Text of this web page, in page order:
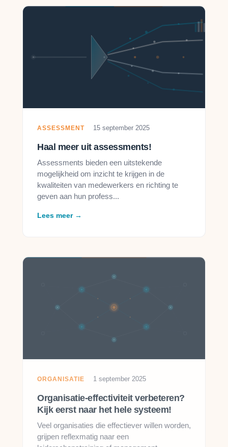
ASSESSMENT 15 september 2025
Haal meer uit assessments!
Assessments bieden een uitstekende
mogelijkheid om inzicht te krijgen in de
kwaliteiten van medewerkers en richting te
geven aan hun profess...
Lees meer →
ORGANISATIE 1 september 2025
Organisatie-effectiviteit verbeteren?
Kijk eerst naar het hele systeem!
Veel organisaties die effectiever willen worden,
grijpen reflexmatig naar een
leiderschapstraining of management